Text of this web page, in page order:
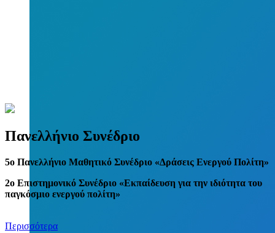
Πανελλήνιο Συνέδριο
5o Πανελλήνιο Μαθητικό Συνέδριο «Δράσεις Ενεργού Πολίτη»
2ο Επιστημονικό Συνέδριο «Εκπαίδευση για την ιδιότητα του
παγκόσμιο ενεργού πολίτη»
Περισσότερα